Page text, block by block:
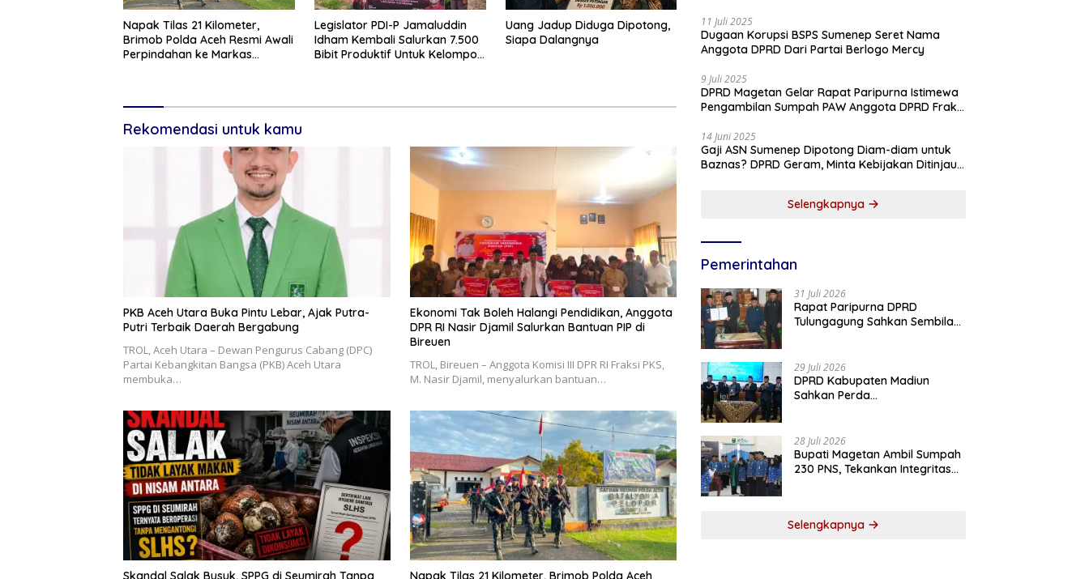
Napak Tilas 21 Kilometer,
Brimob Polda Aceh Resmi Awali
Perpindahan ke Markas
Legislator PDI-P Jamaluddin
Idham Kembali Salurkan 7.500
Bibit Produktif Untuk Kelompok
Uang Jadup Diduga Dipotong,
Siapa Dalangnya
Rekomendasi untuk kamu
PKB Aceh Utara Buka Pintu Lebar, Ajak Putra-
Putri Terbaik Daerah Bergabung
‎TROL, ‎Aceh Utara – Dewan Pengurus Cabang (DPC)
Partai Kebangkitan Bangsa (PKB) Aceh Utara
membuka…
Ekonomi Tak Boleh Halangi Pendidikan, Anggota
DPR RI Nasir Djamil Salurkan Bantuan PIP di
Bireuen
TROL, ‎Bireuen – Anggota Komisi III DPR RI Fraksi PKS,
M. Nasir Djamil, menyalurkan bantuan…
Skandal Salak Busuk, SPPG di Seumirah Tanpa
Napak Tilas 21 Kilometer, Brimob Polda Aceh
11 Juli 2025
Dugaan Korupsi BSPS Sumenep Seret Nama
Anggota DPRD Dari Partai Berlogo Mercy
9 Juli 2025
DPRD Magetan Gelar Rapat Paripurna Istimewa
Pengambilan Sumpah PAW Anggota DPRD Fraksi
14 Juni 2025
Gaji ASN Sumenep Dipotong Diam-diam untuk
Baznas? DPRD Geram, Minta Kebijakan Ditinjau
Selengkapnya
Pemerintahan
31 Juli 2026
Rapat Paripurna DPRD
Tulungagung Sahkan Sembilan
29 Juli 2026
DPRD Kabupaten Madiun
Sahkan Perda
Agenda Prioritas
28 Juli 2026
Bupati Magetan Ambil Sumpah
230 PNS, Tekankan Integritas
Selengkapnya